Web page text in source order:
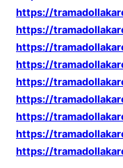
https://
https://
https://
https://
https://
https://
https://
https://
https://